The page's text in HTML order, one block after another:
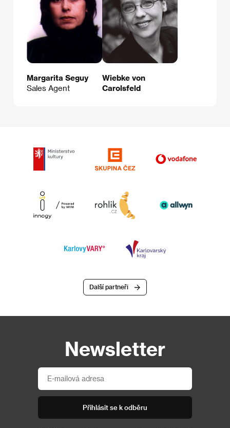
Margarita Seguy
Sales Agent
Wiebke von
Carolsfeld
Další partneři
Newsletter
Přihlásit se k odběru